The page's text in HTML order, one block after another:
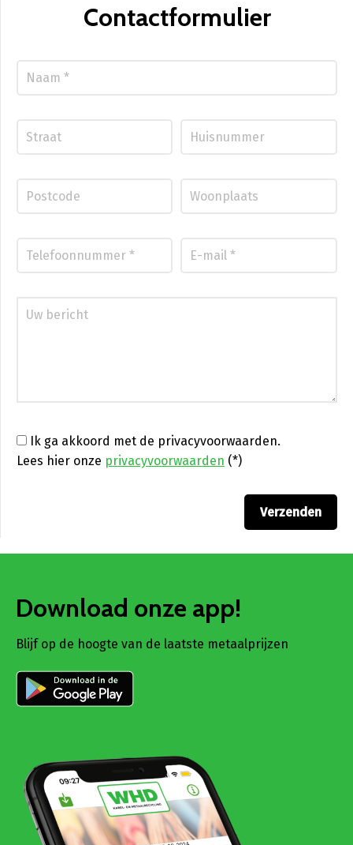
Contactformulier
Ik ga akkoord met de privacyvoorwaarden.
Lees hier onze privacyvoorwaarden (*)
Download onze app!
Blijf op de hoogte van de laatste metaalprijzen